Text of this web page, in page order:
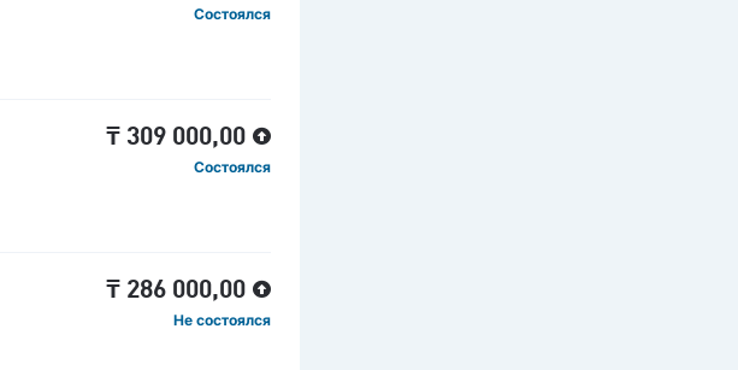
Состоялся
₸ 309 000,00
Состоялся
₸ 286 000,00
Не состоялся